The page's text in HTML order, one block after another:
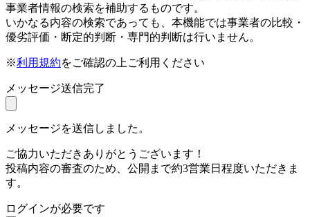
事業者情報の検索を補助するものです。
いかなる内容の検索であっても、本機能では事業者の比較・
優劣評価・断定的判断・専門的判断は行いません。
※利用規約をご確認の上ご利用ください
メッセージ送信完了
メッセージを送信しました。
ご協力いただきありがとうございます！
投稿内容の審査のため、公開まで約3営業日程度いただきま
す。
ログインが必要です